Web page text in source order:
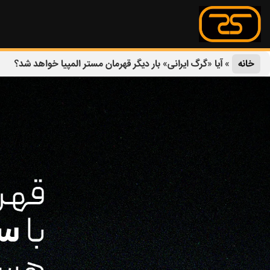
خانه »آیا «گرگ ایرانی» بار دیگر قهرمان مستر المپیا خواهد شد؟